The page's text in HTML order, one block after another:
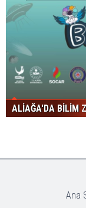
ALİAĞA'DA BİLİM
Ana